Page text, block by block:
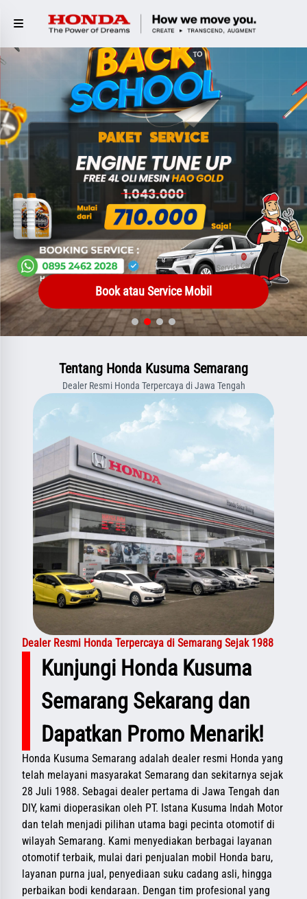
Book atau Service Mobil
Tentang Honda Kusuma Semarang
Dealer Resmi Honda Terpercaya di Jawa Tengah
Dealer Resmi Honda Terpercaya di Semarang Sejak 1988
Kunjungi Honda Kusuma
Semarang Sekarang dan
Dapatkan Promo Menarik!
Honda Kusuma Semarang adalah dealer resmi Honda yang
telah melayani masyarakat Semarang dan sekitarnya sejak
28 Juli 1988. Sebagai dealer pertama di Jawa Tengah dan
DIY, kami dioperasikan oleh PT. Istana Kusuma Indah Motor
dan telah menjadi pilihan utama bagi pecinta otomotif di
wilayah Semarang. Kami menyediakan berbagai layanan
otomotif terbaik, mulai dari penjualan mobil Honda baru,
layanan purna jual, penyediaan suku cadang asli, hingga
perbaikan bodi kendaraan. Dengan tim profesional yang